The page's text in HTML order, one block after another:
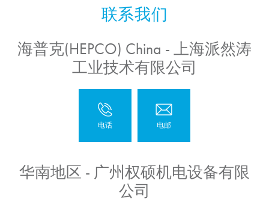
海普克(HEPCO) China - 上海派然涛
工业技术有限公司
华南地区 - 广州权硕机电设备有限
公司